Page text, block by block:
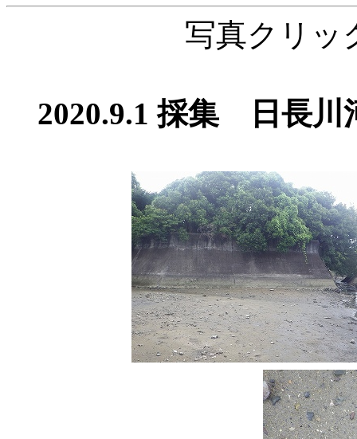
写真クリ
2020.9.1 採集 日長川